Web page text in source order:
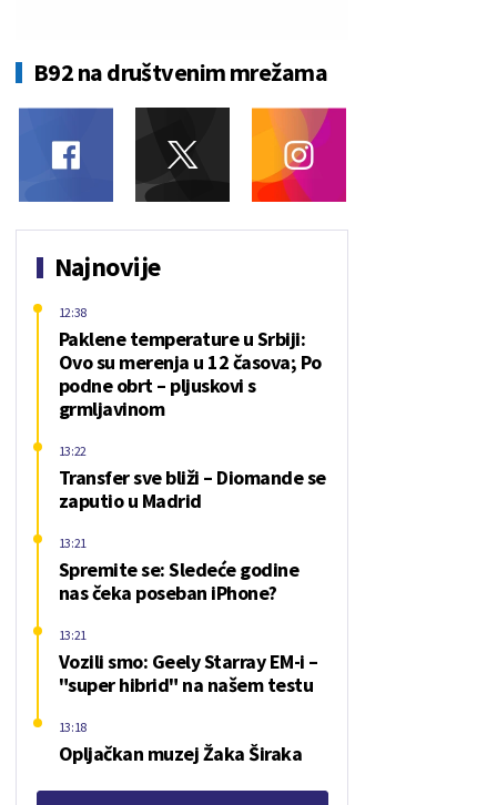
B92 na društvenim mrežama
Najnovije
Paklene temperature u Srbiji:
Ovo su merenja u 12 časova; Po
podne obrt – pljuskovi s
grmljavinom
12:38
Transfer sve bliži – Diomande se
zaputio u Madrid
13:22
Spremite se: Sledeće godine
nas čeka poseban iPhone?
13:21
Vozili smo: Geely Starray EM-i –
"super hibrid" na našem testu
13:21
Opljačkan muzej Žaka Širaka
13:18